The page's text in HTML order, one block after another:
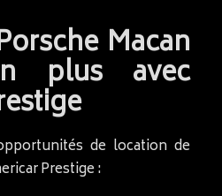
Macan
plus avec
de location de
Prestige :